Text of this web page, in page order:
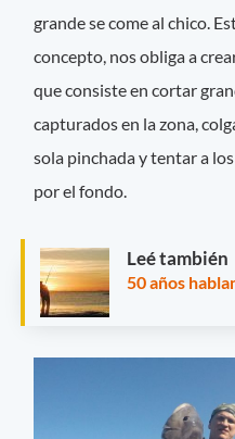
grande se come al chico.
concepto, nos obliga a
que consiste en cortar
capturados en la zona,
sola pinchada y tentar a
por el fondo.
Leé también
50 años